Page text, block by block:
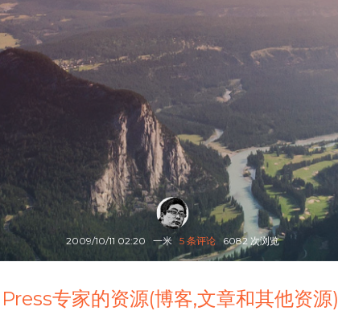
2009/10/11 02:20 一米 5 条评论 6082 次浏览
专家的资源(博客,文章和其他资源)